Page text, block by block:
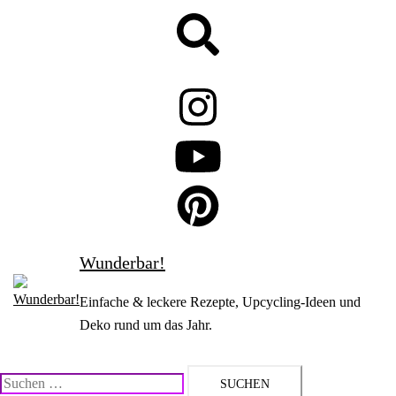
Wunderbar!
Einfache & leckere Rezepte, Upcycling-Ideen und
Deko rund um das Jahr.
Suchen